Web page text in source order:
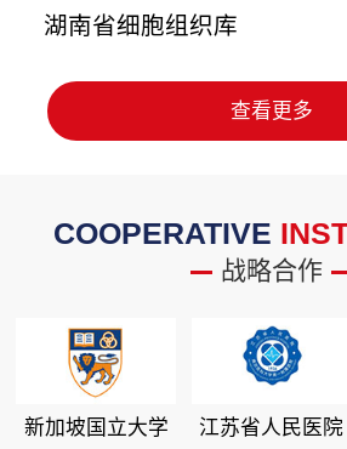
湖南省细胞组织库
查看更多
COOPERATIVE
战略合作
新加坡国立大学 江苏省人民医院